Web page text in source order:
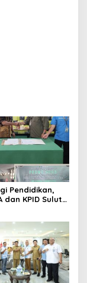
Pendidikan,
dan KPID Sulut
Literasi